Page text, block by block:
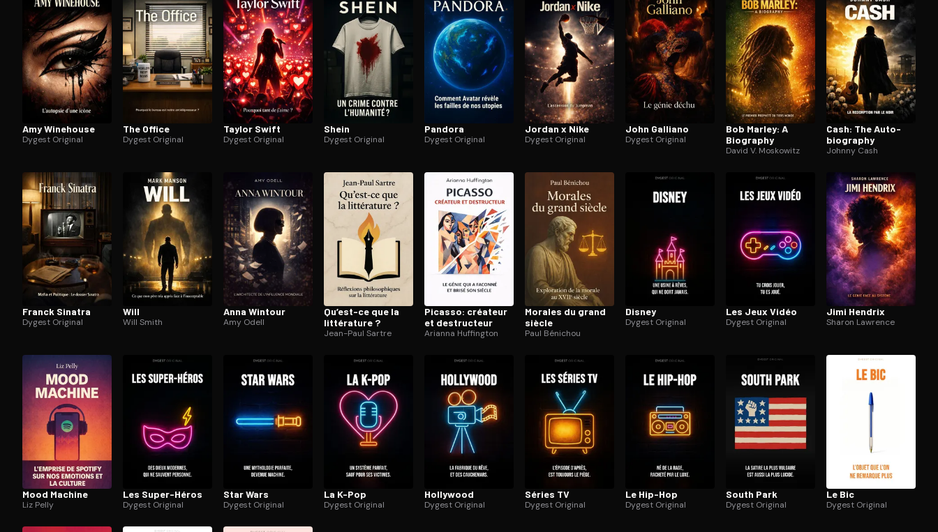
Amy Winehouse
Dygest Original
The Office
Dygest Original
Taylor Swift
Dygest Original
Shein
Dygest Original
Pandora
Dygest Original
Jordan x Nike
Dygest Original
John Galliano
Dygest Original
Bob Marley: A
Biography
David V. Moskowitz
Cash: The Au­to­
bio­gra­phy
Johnny Cash
Franck Sinatra
Dygest Original
Will
Will Smith
Anna Wintour
Amy Odell
Qu’est-ce que la
littérature ?
Jean-Paul Sartre
Picasso: créateur
et destructeur
Arianna Huffington
Morales du grand
siècle
Paul Bénichou
Disney
Dygest Original
Les Jeux Vidéo
Dygest Original
Jimi Hendrix
Sharon Lawrence
Mood Machine
Liz Pelly
Les Super-Héros
Dygest Original
Star Wars
Dygest Original
La K-Pop
Dygest Original
Hollywood
Dygest Original
Séries TV
Dygest Original
Le Hip-Hop
Dygest Original
South Park
Dygest Original
Le Bic
Dygest Original